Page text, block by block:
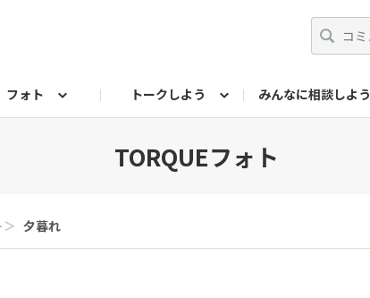
フォト トークしよう みんなに相談しよう
TORQUEフォト
＞ 夕暮れ